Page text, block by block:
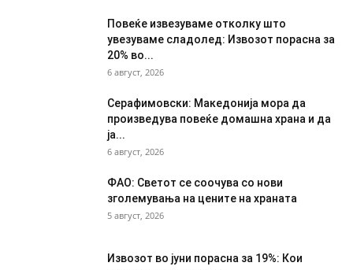
Повеќе извезуваме отколку што
увезуваме сладолед: Извозот порасна за
20% во...
6 август, 2026
Серафимовски: Македонија мора да
произведува повеќе домашна храна и да
ја...
6 август, 2026
ФАО: Светот се соочува со нови
зголемувања на цените на храната
5 август, 2026
Извозот во јуни порасна за 19%: Кои